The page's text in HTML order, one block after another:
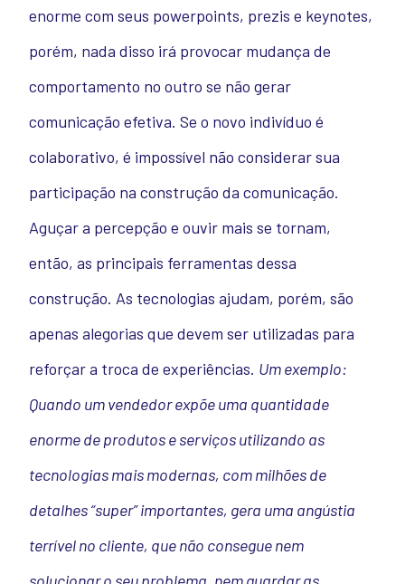
enorme com seus powerpoints, prezis e keynotes,
porém, nada disso irá provocar mudança de
comportamento no outro se não gerar
comunicação efetiva. Se o novo indivíduo é
colaborativo, é impossível não considerar sua
participação na construção da comunicação.
Aguçar a percepção e ouvir mais se tornam,
então, as principais ferramentas dessa
construção. As tecnologias ajudam, porém, são
apenas alegorias que devem ser utilizadas para
reforçar a troca de experiências. Um exemplo:
Quando um vendedor expõe uma quantidade
enorme de produtos e serviços utilizando as
tecnologias mais modernas, com milhões de
detalhes “super” importantes, gera uma angústia
terrível no cliente, que não consegue nem